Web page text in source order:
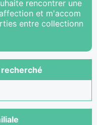
rencontrer une
et m'accom
entre collectionn